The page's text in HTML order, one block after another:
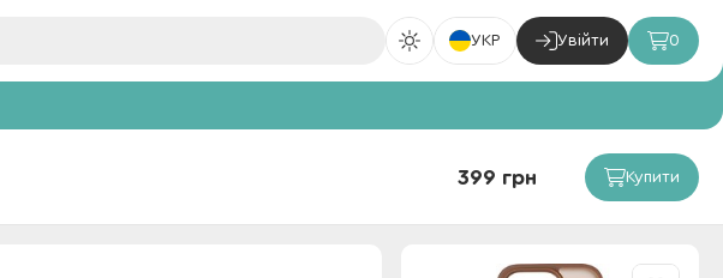
УКР Увійти 0
399 грн Купити